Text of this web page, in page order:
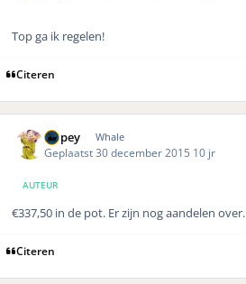
Top ga ik regelen!
Citeren
Dopey Whale
Geplaatst 30 december 2015 10 jr
AUTEUR
€337,50 in de pot. Er zijn nog aandelen over.
Citeren